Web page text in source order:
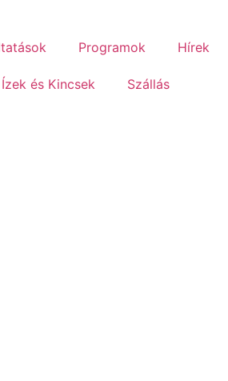
Programok Hírek
Ízek és Kincsek Szállás